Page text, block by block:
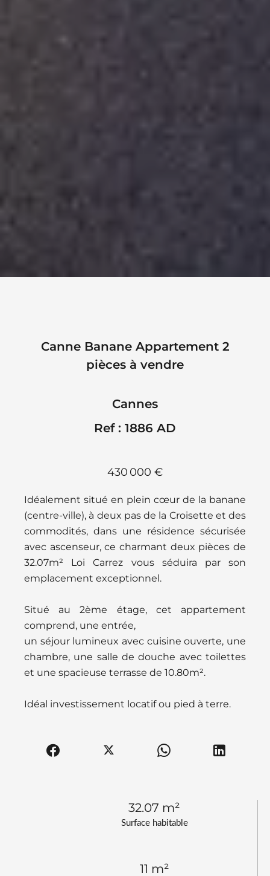
Surface habitable
32.07 m²
11 m²
Canne Banane Appartement 2
pièces à vendre
Cannes
Ref : 1886 AD
430 000 €
Idéalement situé en plein cœur de la banane
(centre-ville), à deux pas de la Croisette et des
commodités, dans une résidence sécurisée
avec ascenseur, ce charmant deux pièces de
32.07m² Loi Carrez vous séduira par son
emplacement exceptionnel.
Situé au 2ème étage, cet appartement
comprend, une entrée,
un séjour lumineux avec cuisine ouverte, une
chambre, une salle de douche avec toilettes
et une spacieuse terrasse de 10.80m².
Idéal investissement locatif ou pied à terre.